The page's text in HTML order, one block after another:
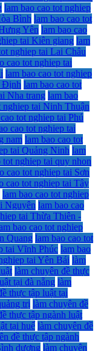
lam bao cao tot nghiep
Bình lam bao cao tot
Yên lam bao cao
tai Kiên giang lam
nghiep tai Lai Châu
cao tot nghiep tai
lam bao cao tot nghiep
Định lam bao cao tot
Nha trang lam bao
nghiep tai Ninh Thuận
tot nghiep tai Phú
cao tot nghiep tai
nam lam bao cao tot
tai Quảng Ninh lam
tot nghiep tai quy nhon
cao tot nghiep tai Sơn
cao tot nghiep tai Tây
lam bao cao tot nghiep
Nguyên lam bao cao
tai Thừa Thiên -
bao cao tot nghiep
Quang lam bao cao tot
tai Vĩnh Phúc lam bao
tai Yên Bái làm
làm chuyên đề thực
tại đà nẵng làm
thực tập luật tại
trị làm chuyên đề
thực tập ngành luật
tại huế làm chuyên đề
đề thực tập ngành
dương làm chuyên